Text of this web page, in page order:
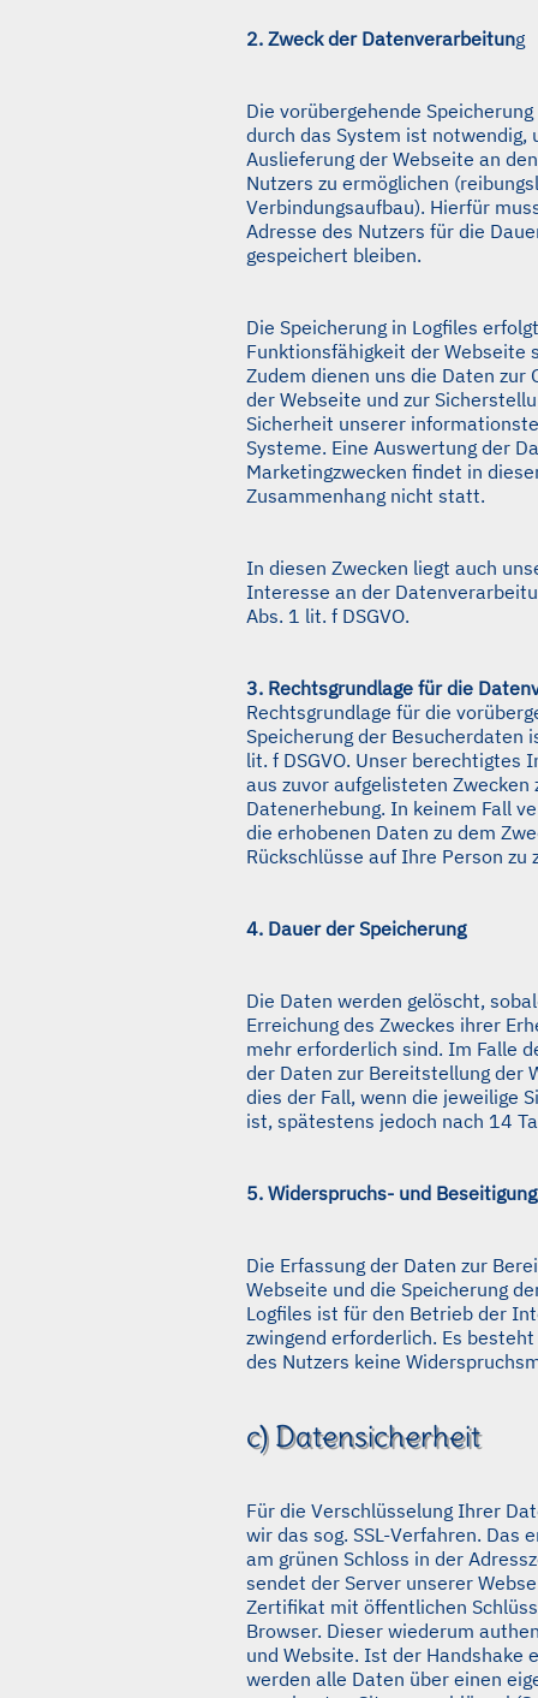
2. Zweck der Datenverarbeitung
Die vorübergehende
durch das System ist notwendig,
Auslieferung der Webseite an
Nutzers zu ermöglichen
Verbindungsaufbau). Hierfür
Adresse des Nutzers für die
gespeichert bleiben.
Die Speicherung in Logfiles
Funktionsfähigkeit der Webseite
Zudem dienen uns die Daten zur
der Webseite und zur
Sicherheit unserer
Systeme. Eine Auswertung der
Marketingzwecken findet in
Zusammenhang nicht statt.
In diesen Zwecken liegt auch
Interesse an der
Abs. 1 lit. f DSGVO.
3. Rechtsgrundlage für die
Rechtsgrundlage für die
Speicherung der Besucherdaten
lit. f DSGVO. Unser berechtigtes
aus zuvor aufgelisteten Zwecken
Datenerhebung. In keinem Fall
die erhobenen Daten zu dem
Rückschlüsse auf Ihre Person zu
4. Dauer der Speicherung
Die Daten werden gelöscht,
Erreichung des Zweckes ihrer
mehr erforderlich sind. Im Falle
der Daten zur Bereitstellung der
dies der Fall, wenn die jeweilige
ist, spätestens jedoch nach 14
5. Widerspruchs- und
Die Erfassung der Daten zur
Webseite und die Speicherung
Logfiles ist für den Betrieb der
zwingend erforderlich. Es
des Nutzers keine
c) Datensicherheit
Für die Verschlüsselung Ihrer
wir das sog. SSL-Verfahren. Das
am grünen Schloss in der
sendet der Server unserer
Zertifikat mit öffentlichen
Browser. Dieser wiederum
und Website. Ist der Handshake
werden alle Daten über einen